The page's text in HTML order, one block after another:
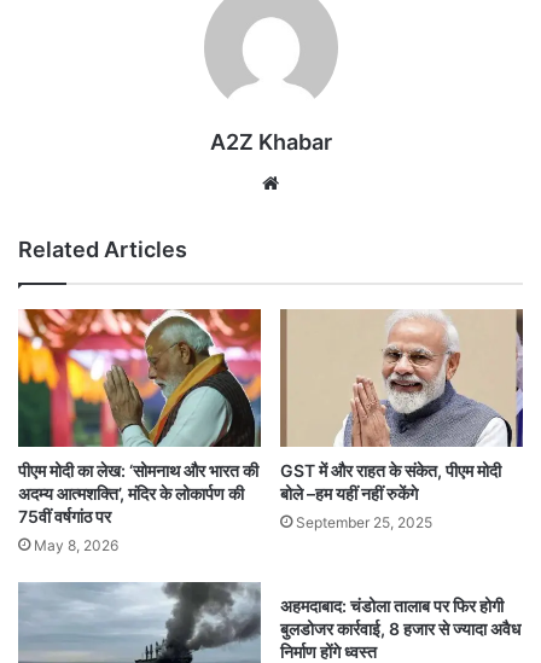
A2Z Khabar
Related Articles
पीएम मोदी का लेख: ‘सोमनाथ और भारत की
अदम्य आत्मशक्ति’, मंदिर के लोकार्पण की
75वीं वर्षगांठ पर
May 8, 2026
GST में और राहत के संकेत, पीएम मोदी
बोले –हम यहीं नहीं रुकेंगे
September 25, 2025
अहमदाबाद: चंडोला तालाब पर फिर होगी
बुलडोजर कार्रवाई, 8 हजार से ज्यादा अवैध
निर्माण होंगे ध्वस्त